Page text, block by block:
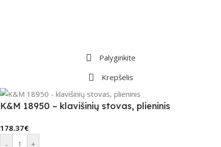
Palyginkite
Krepšelis
K&M 18950 – klavišinių stovas, plieninis
178.37€
-
+